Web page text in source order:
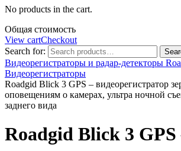
No products in the cart.
Общая стоимость
View cartCheckout
Search for:
Видеорегистраторы и радар-детекторы
Видеорегистраторы
Roadgid Blick 3 GPS – видеорегистратор
оповещениям о камерах, ультра ночной
заднего вида
Roadgid Blick 3 GPS